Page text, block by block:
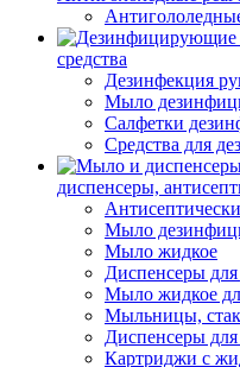
средства
Дезинфекция
Мыло
Салфетки
Средства для
диспенсеры,
Мыло
Мыло жидкое
Диспенсеры
Мыло жидкое
Мыльницы,
Диспенсеры
Картриджи с